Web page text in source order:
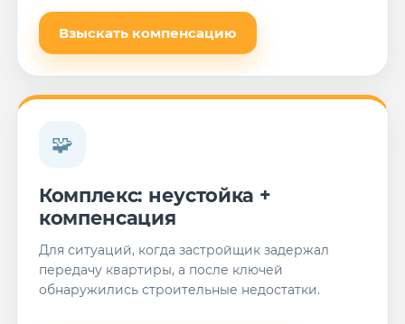
Взыскать компенсацию
🧩
Комплекс: неустойка +
компенсация
Для ситуаций, когда застройщик задержал
передачу квартиры, а после ключей
обнаружились строительные недостатки.